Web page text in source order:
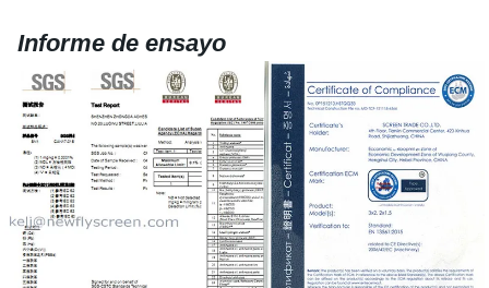
Informe de ensayo